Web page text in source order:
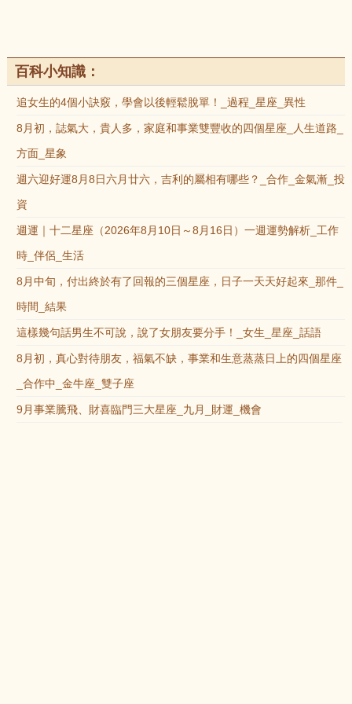
百科小知識：
追女生的4個小訣竅，學會以後輕鬆脫單！_過程_星座_異性
8月初，誌氣大，貴人多，家庭和事業雙豐收的四個星座_人生道路_
方面_星象
週六迎好運8月8日六月廿六，吉利的屬相有哪些？_合作_金氣漸_投
資
週運｜十二星座（2026年8月10日～8月16日）一週運勢解析_工作
時_伴侶_生活
8月中旬，付出終於有了回報的三個星座，日子一天天好起來_那件_
時間_結果
這樣幾句話男生不可說，說了女朋友要分手！_女生_星座_話語
8月初，真心對待朋友，福氣不缺，事業和生意蒸蒸日上的四個星座
_合作中_金牛座_雙子座
9月事業騰飛、財喜臨門三大星座_九月_財運_機會